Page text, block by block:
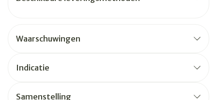
Waarschuwingen
Indicatie
Samenstelling